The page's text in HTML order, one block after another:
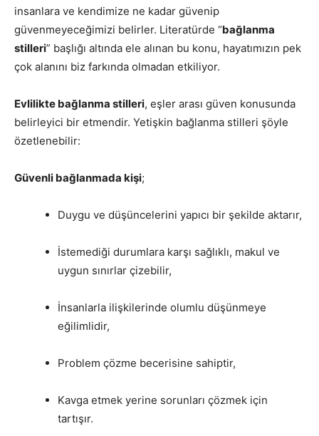
insanlara ve kendimize ne kadar güvenip
güvenmeyeceğimizi belirler. Literatürde “bağlanma
stilleri” başlığı altında ele alınan bu konu, hayatımızın pek
çok alanını biz farkında olmadan etkiliyor.
Evlilikte bağlanma stilleri, eşler arası güven konusunda
belirleyici bir etmendir. Yetişkin bağlanma stilleri şöyle
özetlenebilir:
Güvenli bağlanmada kişi;
Duygu ve düşüncelerini yapıcı bir şekilde aktarır,
İstemediği durumlara karşı sağlıklı, makul ve
uygun sınırlar çizebilir,
İnsanlarla ilişkilerinde olumlu düşünmeye
eğilimlidir,
Problem çözme becerisine sahiptir,
Kavga etmek yerine sorunları çözmek için
tartışır.